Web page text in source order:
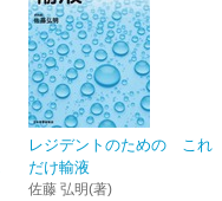
レジデントのための これ
だけ輸液
佐藤 弘明(著)